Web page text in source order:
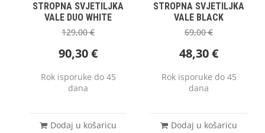
STROPNA SVJETILJKA
VALE DUO WHITE
129,00€
90,30€
Rok isporuke do 45
dana
Dodaj u košaricu
STROPNA SVJETILJKA
VALE BLACK
69,00€
48,30€
Rok isporuke do 45
dana
Dodaj u košaricu